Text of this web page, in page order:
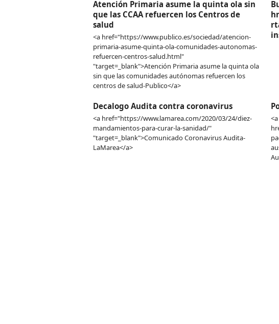
Atención Primaria asume la quinta ola sin
que las CCAA refuercen los Centros de
salud
<a href="https://www.publico.es/sociedad/atencion-
primaria-asume-quinta-ola-comunidades-autonomas-
refuercen-centros-salud.html"
"target=_blank">Atención Primaria asume la quinta ola
sin que las comunidades autónomas refuercen los
centros de salud-Publico</a>
Decalogo Audita contra coronavirus
<a href="https://www.lamarea.com/2020/03/24/diez-
mandamientos-para-curar-la-sanidad/"
"target=_blank">Comunicado Coronavirus Audita-
LaMarea</a>
<a